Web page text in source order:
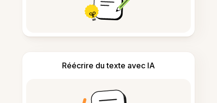
Réécrire du texte avec IA